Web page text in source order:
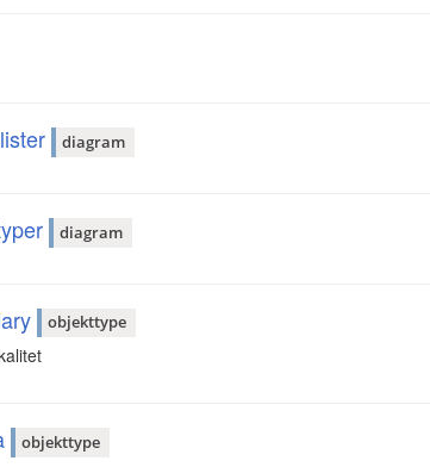
diagram
diagram
objekttype
objekttype